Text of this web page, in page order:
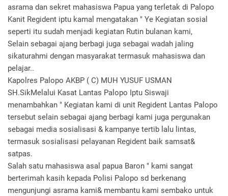
asrama dan sekret mahasiswa Papua yang terletak di Palopo
Kanit Regident iptu kamal mengatakan " Ye Kegiatan sosial
seperti itu sudah menjadi kegiatan Rutin bulanan kami,
Selain sebagai ajang berbagi juga sebagai wadah jaling
sikaturahmi dengan masyarakat termasuk mahasiswa dan
pelajar..
Kapolres Palopo AKBP ( C) MUH YUSUF USMAN
SH.SikMelalui Kasat Lantas Palopo Iptu Siswaji
menambahkan " Kegiatan kami di unit Regident Lantas Palopo
tersebut selain sebagai ajang berbagi kami juga pergunakan
sebagai media sosialisasi & kampanye tertib lalu lintas,
termasuk sosialisasi pelayanan Regident baik samsat&
satpas.
Salah satu mahasiswa asal papua Baron " kami sangat
berterimah kasih kepada Polisi Palopo sd berkenang
mengunjungi asrama kami& membantu kami sembako untuk